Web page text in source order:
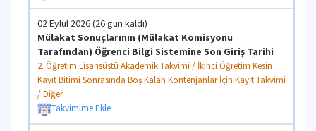
02 Eylül 2026 (26 gün kaldı)
Mülakat Sonuçlarının (Mülakat Komisyonu
Tarafından) Öğrenci Bilgi Sistemine Son Giriş Tarihi
2. Öğretim Lisansüstü Akademik Takvimi / İkinci Öğretim Kesin
Kayıt Bitimi Sonrasında Boş Kalan Kontenjanlar İçin Kayıt Takvimi
/ Diğer
Takvimime Ekle